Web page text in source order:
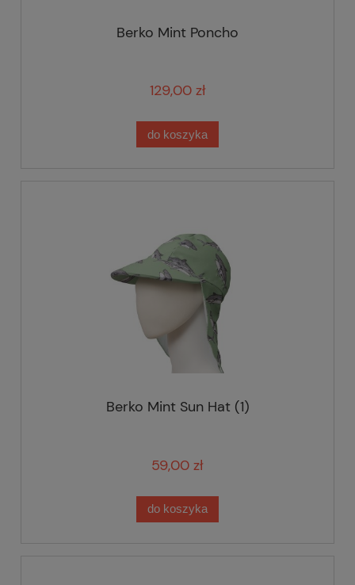
Berko Mint Poncho
129,00 zł
do koszyka
Berko Mint Sun Hat (1)
59,00 zł
do koszyka